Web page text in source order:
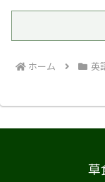
ホーム 英
草